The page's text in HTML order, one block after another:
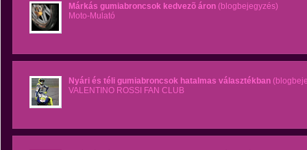
Márkás gumiabroncsok kedvezõ áron (blogbejegyzés)
Moto-Mulató
Nyári és téli gumiabroncsok hatalmas választékban
VALENTINO ROSSI FAN CLUB